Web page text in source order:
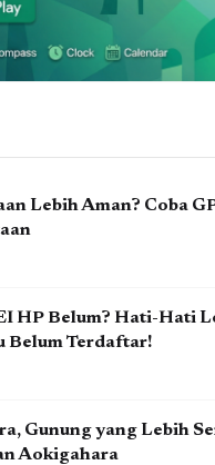
Lebih Aman? Coba
HP Belum? Hati-Hati
Belum Terdaftar!
Gunung yang Lebih
Aokigahara